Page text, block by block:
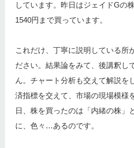
しています。昨日はジェイドGの
1540円まで買っています。
これだけ、丁寧に説明している所
ださい。結果論をみて、後講釈し
ん。チャート分析も交えて解説を
済指標を交えて、市場の現場模様
日、株を買ったのは「内緒の株」
に、色々…あるのです。